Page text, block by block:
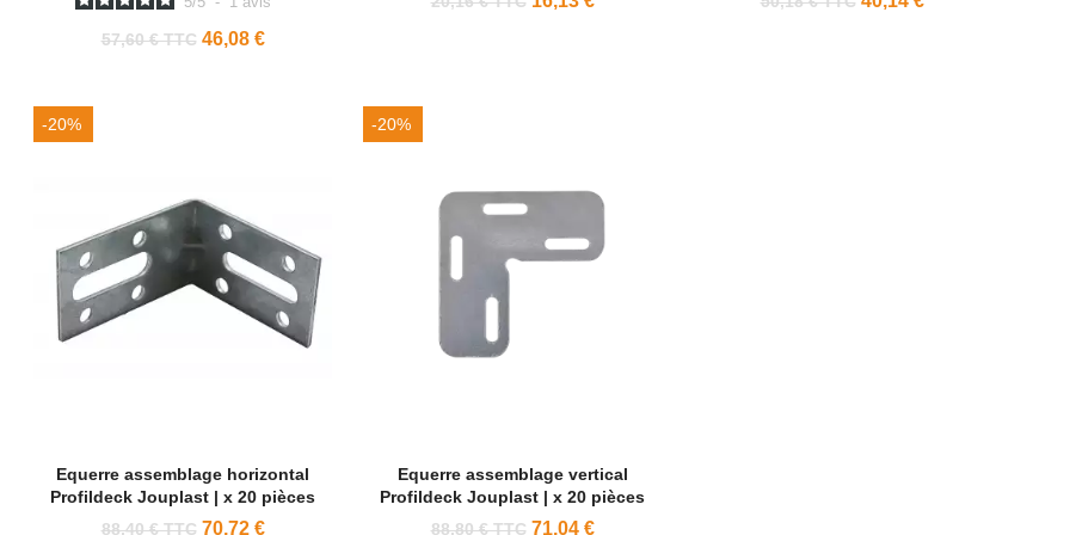
57,60 € TTC 46,08 €
Equerre assemblage horizontal
Profildeck Jouplast | x 20 pièces
88,40 € TTC 70,72 €
-20%
Equerre assemblage vertical
Profildeck Jouplast | x 20 pièces
88,80 € TTC 71,04 €
-20%